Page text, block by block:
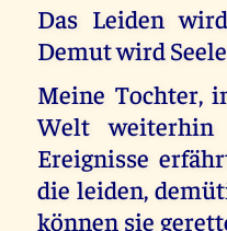
Das Leiden
Demut wird
Meine Tochter,
Welt weiterhin
Ereignisse
die leiden,
können sie